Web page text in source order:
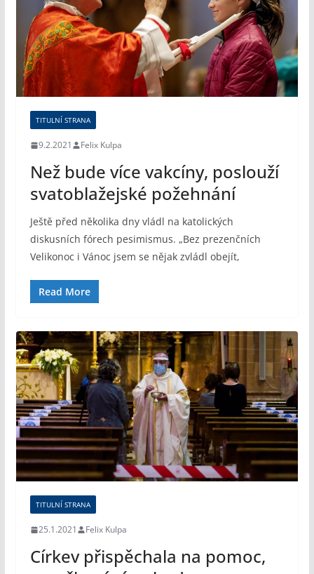
TITULNÍ STRANA
9.2.2021 Felix Kulpa
Než bude více vakcíny, poslouží
svatoblažejské požehnání
Ještě před několika dny vládl na katolických
diskusních fórech pesimismus. „Bez prezenčních
Velikonoc i Vánoc jsem se nějak zvládl obejít,
Read More
TITULNÍ STRANA
25.1.2021 Felix Kulpa
Církev přispěchala na pomoc,